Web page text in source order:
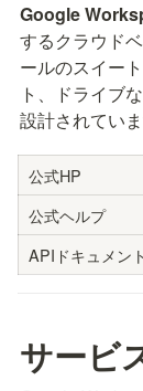
Google
するクラウド
ールのスイー
ト、ドライブ
設計されていま
公式HP
公式ヘルプ
APIドキュメント
サービ